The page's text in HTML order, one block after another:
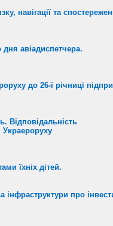
навігації та
авіадиспетчера.
до 26-ї річниці
Відповідальність
Украероруху
їхніх дітей.
інфраструктури про